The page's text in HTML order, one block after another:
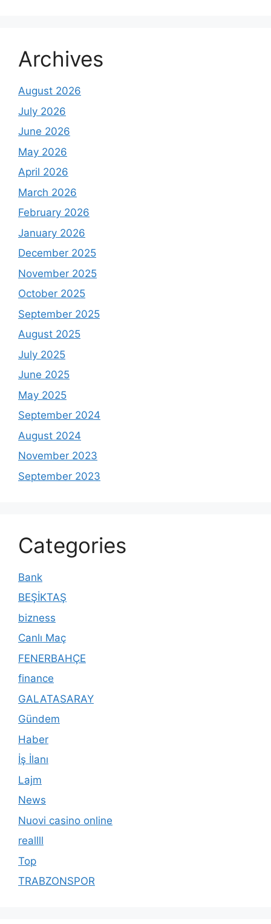
Archives
August 2026
July 2026
June 2026
May 2026
April 2026
March 2026
February 2026
January 2026
December 2025
November 2025
October 2025
September 2025
August 2025
July 2025
June 2025
May 2025
September 2024
August 2024
November 2023
September 2023
Categories
Bank
BEŞİKTAŞ
bizness
Canlı Maç
FENERBAHÇE
finance
GALATASARAY
Gündem
Haber
İş İlanı
Lajm
News
Nuovi casino online
reallll
Top
TRABZONSPOR